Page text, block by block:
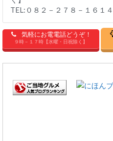
TEL:０８２－２７８－１６１４
気軽にお電電話どうぞ！
９時－１７時【水曜・日祝除く】